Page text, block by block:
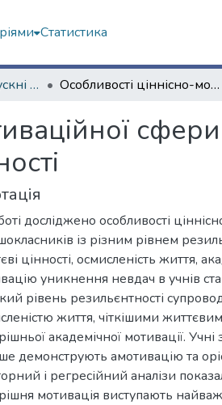
Статистика
Кваліфікаційні випускні роботи магістрів. Факультет психології Особливості ціннісно-мотиваційної сфери в учнів старших класів з різним рівнем резильєнтності
досліджено особливості
із різним рівнем
цінності, осмисленість життя,
уникнення невдач в учнів
рівень резильєнтності
життя, чіткішими
академічної мотивації.
демонструють амотивацію та
і регресійний аналізи
мотивація виступають